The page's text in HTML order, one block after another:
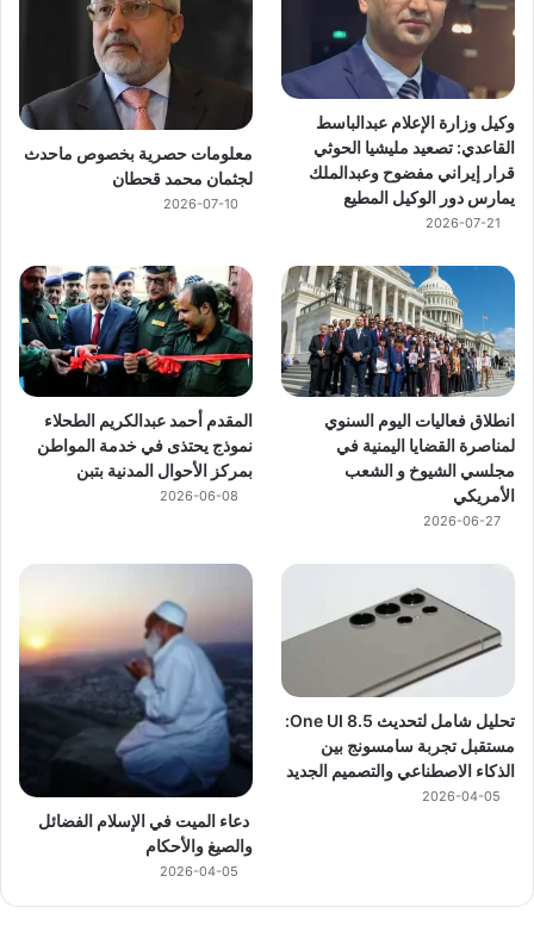
وكيل وزارة الإعلام عبدالباسط
القاعدي: تصعيد مليشيا الحوثي
قرار إيراني مفضوح وعبدالملك
يمارس دور الوكيل المطيع
2026-07-21
معلومات حصرية بخصوص ماحدث
لجثمان محمد قحطان
2026-07-10
انطلاق فعاليات اليوم السنوي
لمناصرة القضايا اليمنية في
مجلسي الشيوخ و الشعب
الأمريكي
2026-06-27
المقدم أحمد عبدالكريم الطحلاء
نموذج يحتذى في خدمة المواطن
بمركز الأحوال المدنية بتبن
2026-06-08
تحليل شامل لتحديث One UI 8.5:
مستقبل تجربة سامسونج بين
الذكاء الاصطناعي والتصميم الجديد
2026-04-05
دعاء الميت في الإسلام الفضائل
والصيغ والأحكام
2026-04-05